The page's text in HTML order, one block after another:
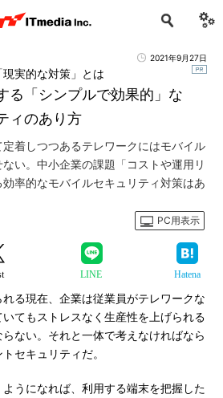
2021年9月27日
る「シンプルで効果的」な
ィのあり方
実的な対策」とは
着しつつあるテレワークにはモバイル
い。中小企業の課題「コストや運用リ
率的なモバイルセキュリティ対策はあ
PC用表示
LINE Hatena
る現在、企業は従業員がテレワークな
てもストレスなく生産性を上げられる
ない。それと一体で考えなければなら
セキュリティだ。
うになれば、利用する端末を把握した